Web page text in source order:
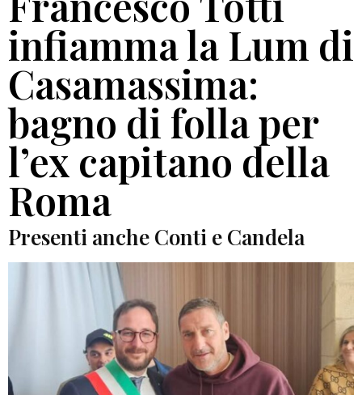
infiamma la Lum di
Casamassima:
bagno di folla per
l’ex capitano della
Roma
Presenti anche Conti e Candela